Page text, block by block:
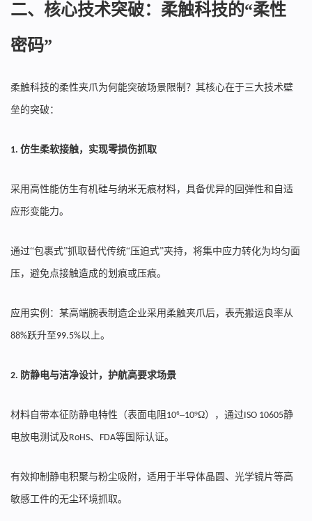
二、核心技术突破：柔触科技的“柔性
密码”
柔触科技的柔性夹爪为何能突破场景限制？其核心在于三大技术壁
垒的突破：
1. 仿生柔软接触，实现零损伤抓取
采用高性能仿生有机硅与纳米无痕材料，具备优异的回弹性和自适
应形变能力。
通过“包裹式”抓取替代传统“压迫式”夹持，将集中应力转化为均匀面
压，避免点接触造成的划痕或压痕。
应用实例：某高端腕表制造企业采用柔触夹爪后，表壳搬运良率从
88%跃升至99.5%以上。
2. 防静电与洁净设计，护航高要求场景
材料自带本征防静电特性（表面电阻 10⁶–10⁹Ω），通过ISO 10605静
电放电测试及RoHS、 FDA等国际认证。
有效抑制静电积聚与粉尘吸附，适用于半导体晶圆、光学镜片等高
敏感工件的无尘环境抓取。